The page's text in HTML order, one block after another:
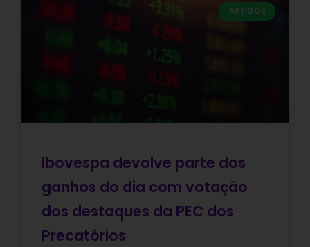
ARTIGOS
Ibovespa devolve parte dos
ganhos do dia com votação
dos destaques da PEC dos
Precatórios